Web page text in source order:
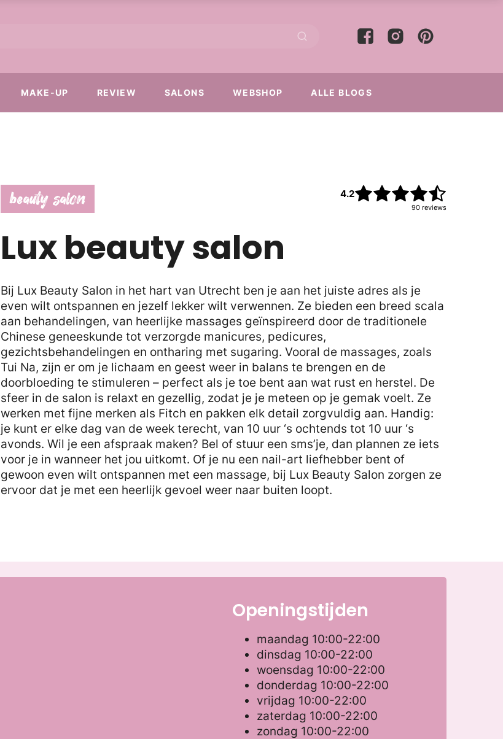
MAKE-UP REVIEW SALONS WEBSHOP ALLE BLOGS
beauty salon
Lux beauty salon
Bij Lux Beauty Salon in het hart van Utrecht ben je aan het juiste adres als je
even wilt ontspannen en jezelf lekker wilt verwennen. Ze bieden een breed scala
aan behandelingen, van heerlijke massages geïnspireerd door de traditionele
Chinese geneeskunde tot verzorgde manicures, pedicures,
gezichtsbehandelingen en ontharing met sugaring. Vooral de massages, zoals
Tui Na, zijn er om je lichaam en geest weer in balans te brengen en de
doorbloeding te stimuleren – perfect als je toe bent aan wat rust en herstel. De
sfeer in de salon is relaxt en gezellig, zodat je je meteen op je gemak voelt. Ze
werken met fijne merken als Fitch en pakken elk detail zorgvuldig aan. Handig:
je kunt er elke dag van de week terecht, van 10 uur ‘s ochtends tot 10 uur ‘s
avonds. Wil je een afspraak maken? Bel of stuur een sms’je, dan plannen ze iets
voor je in wanneer het jou uitkomt. Of je nu een nail-art liefhebber bent of
gewoon even wilt ontspannen met een massage, bij Lux Beauty Salon zorgen ze
ervoor dat je met een heerlijk gevoel weer naar buiten loopt.
4.2
90reviews
Openingstijden
maandag 10:00-22:00
dinsdag 10:00-22:00
woensdag 10:00-22:00
donderdag 10:00-22:00
vrijdag 10:00-22:00
zaterdag 10:00-22:00
zondag 10:00-22:00